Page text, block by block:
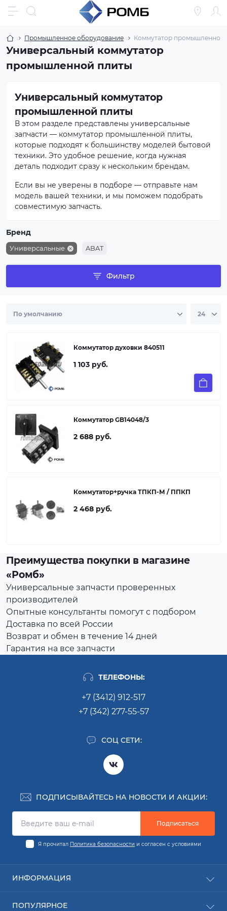
Промышленное оборудование Коммутатор промышленной
Универсальный коммутатор
промышленной плиты
Универсальный коммутатор
промышленной плиты
В этом разделе представлены универсальные
запчасти — коммутатор промышленной плиты,
которые подходят к большинству моделей бытовой
техники. Это удобное решение, когда нужная
деталь подходит сразу к нескольким брендам.
Если вы не уверены в подборе — отправьте нам
модель вашей техники, и мы поможем подобрать
совместимую запчасть.
Бренд
Универсальные ABAT
Фильтр
Коммутатор духовки 840511
1 103 руб.
Коммутатор GB14048/3
2 688 руб.
Коммутатор+ручка ТПКП-М / ППКП
2 468 руб.
Преимущества покупки в магазине
«Ромб»
Универсальные запчасти проверенных
производителей
Опытные консультанты помогут с подбором
Доставка по всей России
Возврат и обмен в течение 14 дней
Гарантия на все запчасти
ТЕЛЕФОНЫ:
+7 (3412) 912-517
+7 (342) 277-55-57
СОЦ СЕТИ:
ПОДПИСЫВАЙТЕСЬ НА НОВОСТИ И АКЦИИ:
Подписаться
Я прочитал Политика безопасности и согласен с условиями
ИНФОРМАЦИЯ
ПОПУЛЯРНОЕ